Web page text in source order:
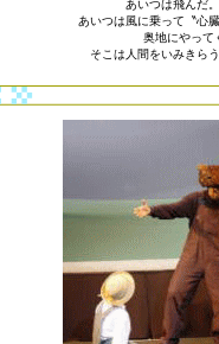
あいつは飛んだ。
あいつは風に乗って〝心
奥地にやって
そこは人間をいみきらう